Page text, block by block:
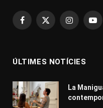
Facebook
X
Instagram
ÚLTIMES NOTÍCIES
La